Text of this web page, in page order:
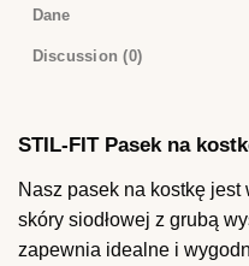
Dane
Discussion (0)
STIL-FIT Pasek na
Nasz pasek na kostkę
skóry siodłowej z grubą
zapewnia idealne i